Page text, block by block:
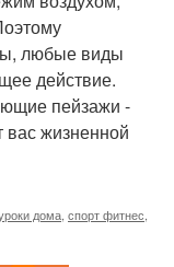
любые виды
действие.
пейзажи -
вас жизненной
дома спорт фитнес